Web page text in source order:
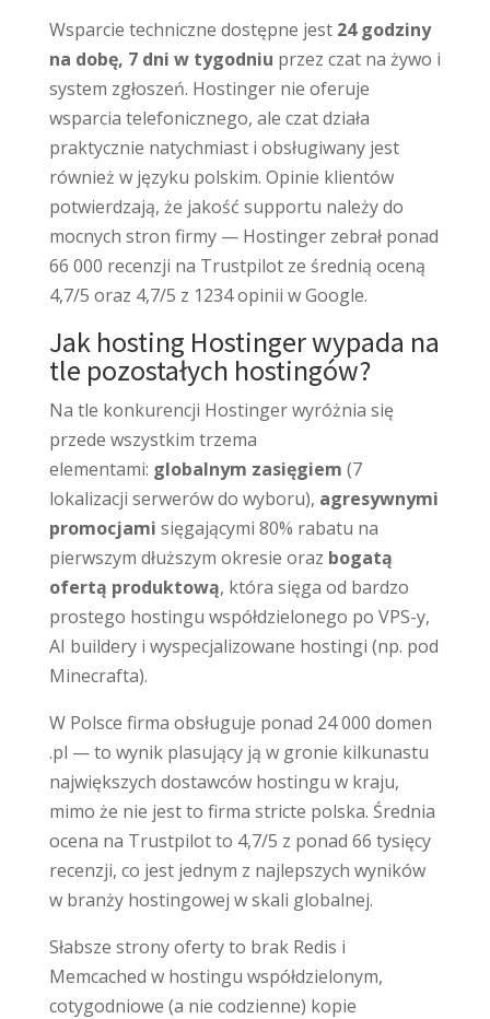
Wsparcie techniczne dostępne jest 24 godziny
na dobę, 7 dni w tygodniu przez czat na żywo i
system zgłoszeń. Hostinger nie oferuje
wsparcia telefonicznego, ale czat działa
praktycznie natychmiast i obsługiwany jest
również w języku polskim. Opinie klientów
potwierdzają, że jakość supportu należy do
mocnych stron firmy — Hostinger zebrał ponad
66 000 recenzji na Trustpilot ze średnią oceną
4,7/5 oraz 4,7/5 z 1234 opinii w Google.
Jak hosting Hostinger wypada na
tle pozostałych hostingów?
Na tle konkurencji Hostinger wyróżnia się
przede wszystkim trzema
elementami: globalnym zasięgiem (7
lokalizacji serwerów do wyboru), agresywnymi
promocjami sięgającymi 80% rabatu na
pierwszym dłuższym okresie oraz bogatą
ofertą produktową, która sięga od bardzo
prostego hostingu współdzielonego po VPS-y,
AI buildery i wyspecjalizowane hostingi (np. pod
Minecrafta).
W Polsce firma obsługuje ponad 24 000 domen
.pl — to wynik plasujący ją w gronie kilkunastu
największych dostawców hostingu w kraju,
mimo że nie jest to firma stricte polska. Średnia
ocena na Trustpilot to 4,7/5 z ponad 66 tysięcy
recenzji, co jest jednym z najlepszych wyników
w branży hostingowej w skali globalnej.
Słabsze strony oferty to brak Redis i
Memcached w hostingu współdzielonym,
cotygodniowe (a nie codzienne) kopie